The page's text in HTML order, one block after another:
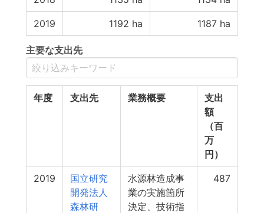
2019 1192 ha 1187 ha
主要な支出先
年度 支出先 業務概要
支出
額
（百
万
円）
2019
国立研究
開発法人
森林研
水源林造成事
業の実施箇所
決定、技術指
487